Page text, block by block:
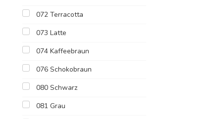
072 Terracotta
073 Latte
074 Kaffeebraun
076 Schokobraun
080 Schwarz
081 Grau